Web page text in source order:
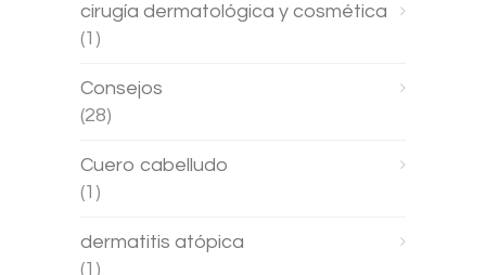
cirugía dermatológica y cosmética
(1)
Consejos
(28)
Cuero cabelludo
(1)
dermatitis atópica
(1)